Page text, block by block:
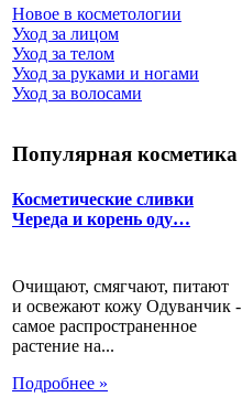
Новое в косметологии
Уход за лицом
Уход за телом
Уход за руками и ногами
Уход за волосами
Популярная косметика
Косметические сливки
Череда и корень оду…
Очищают, смягчают, питают
и освежают кожу Одуванчик -
самое распространенное
растение на...
Подробнее »